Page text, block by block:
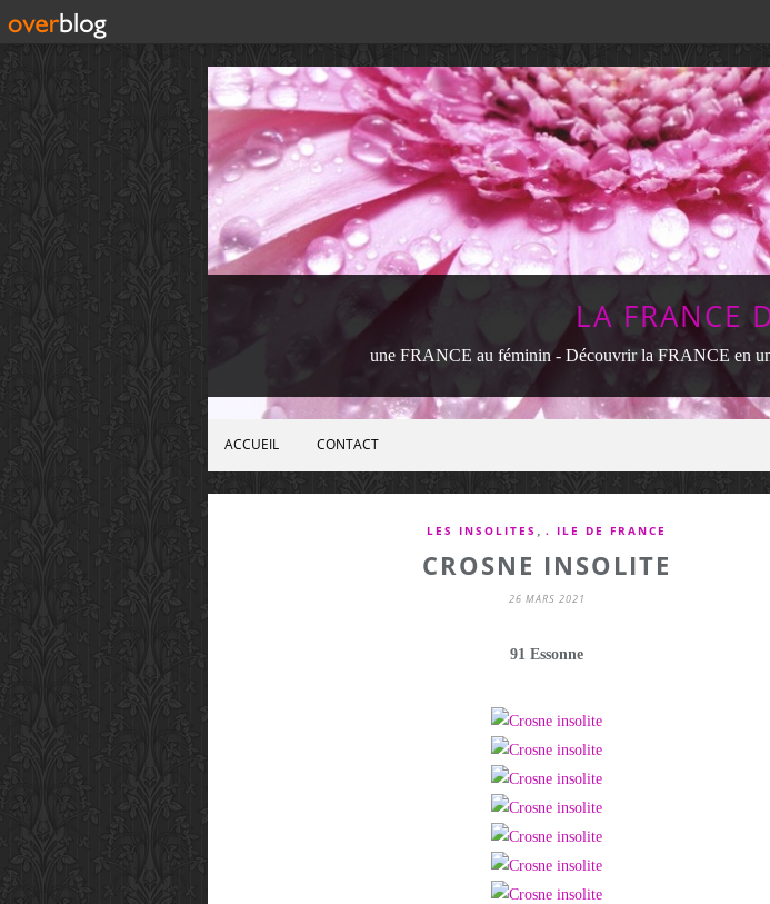
LA FRANCE
une FRANCE au féminin - Découvrir la FRANCE en
ACCUEIL CONTACT
LES INSOLITES . ILE DE FRANCE
CROSNE INSOLITE
26 MARS 2021
91 Essonne